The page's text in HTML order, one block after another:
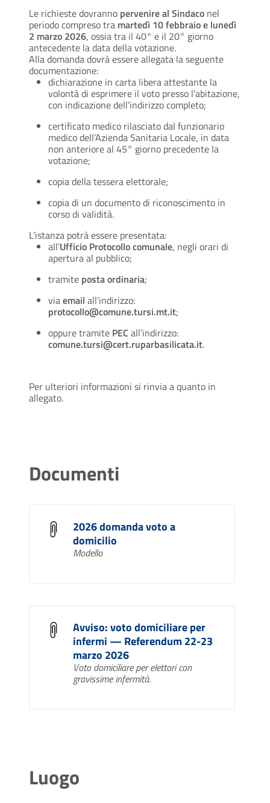
Le richieste dovranno pervenire al Sindaco nel
periodo compreso tra martedì 10 febbraio e lunedì
2 marzo 2026, ossia tra il 40° e il 20° giorno
antecedente la data della votazione.
Alla domanda dovrà essere allegata la seguente
documentazione:
dichiarazione in carta libera attestante la
volontà di esprimere il voto presso l’abitazione,
con indicazione dell’indirizzo completo;
certificato medico rilasciato dal funzionario
medico dell’Azienda Sanitaria Locale, in data
non anteriore al 45° giorno precedente la
votazione;
copia della tessera elettorale;
copia di un documento di riconoscimento in
corso di validità.
L’istanza potrà essere presentata:
all’Ufficio Protocollo comunale, negli orari di
apertura al pubblico;
tramite posta ordinaria;
viaemail all’indirizzo:
protocollo@comune.tursi.mt.it;
oppure tramite PEC all’indirizzo:
comune.tursi@cert.ruparbasilicata.it.
Per ulteriori informazioni si rinvia a quanto in
allegato.
Documenti
2026 domanda voto a
domicilio
Modello
Avviso: voto domiciliare per
infermi — Referendum 22-23
marzo 2026
Voto domiciliare per elettori con
gravissime infermità.
Luogo